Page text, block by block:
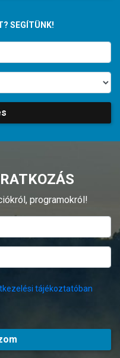
SEGÍTÜNK!
programokról!
tájékoztatóban